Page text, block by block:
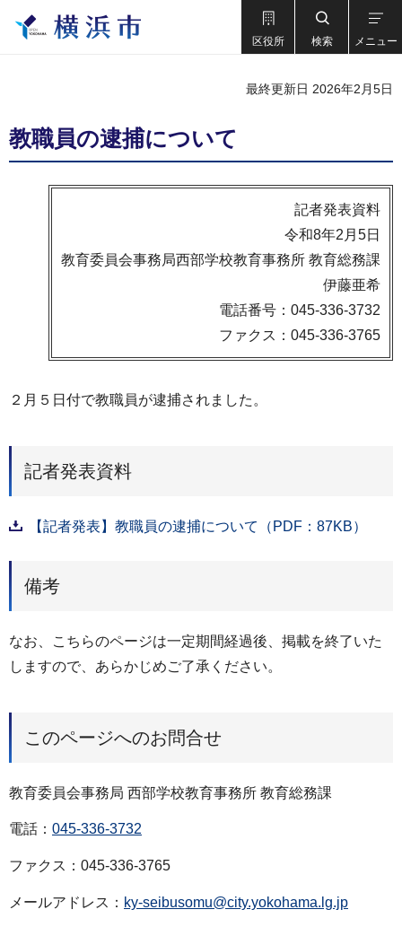
区役所 検索 メニュー
最終更新日 2026年2月5日
教職員の逮捕について
記者発表資料
令和8年2月5日
教育委員会事務局西部学校教育事務所 教育総務課
伊藤亜希
電話番号：045-336-3732
ファクス：045-336-3765
２月５日付で教職員が逮捕されました。
記者発表資料
【記者発表】教職員の逮捕について（PDF：87KB）
備考
なお、こちらのページは一定期間経過後、掲載を終了いた
しますので、あらかじめご了承ください。
このページへのお問合せ
教育委員会事務局 西部学校教育事務所 教育総務課
電話： 045-336-3732
ファクス：045-336-3765
メールアドレス： ky-seibusomu@city.yokohama.lg.jp